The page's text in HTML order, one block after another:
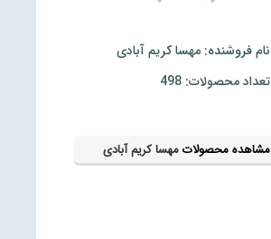
نام فروشنده: مهسا کریم آبادی
تعداد محصولات: 498
مشاهده محصولاتمهسا کریم آبادی